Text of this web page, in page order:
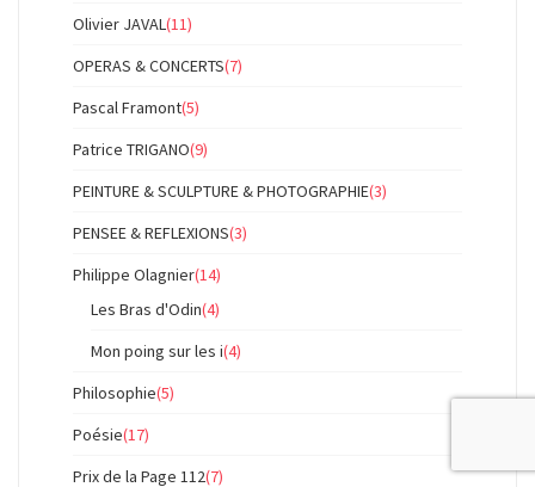
Olivier JAVAL(11)
OPERAS & CONCERTS(7)
Pascal Framont(5)
Patrice TRIGANO(9)
PEINTURE & SCULPTURE & PHOTOGRAPHIE(3)
PENSEE & REFLEXIONS(3)
Philippe Olagnier(14)
Les Bras d'Odin(4)
Mon poing sur les i(4)
Philosophie(5)
Poésie(17)
Prix de la Page 112(7)